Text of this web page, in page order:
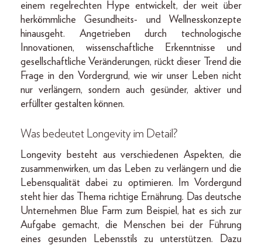
einem regelrechten Hype entwickelt, der weit über
herkömmliche Gesundheits- und Wellnesskonzepte
hinausgeht. Angetrieben durch technologische
Innovationen, wissenschaftliche Erkenntnisse und
gesellschaftliche Veränderungen, rückt dieser Trend die
Frage in den Vordergrund, wie wir unser Leben nicht
nur verlängern, sondern auch gesünder, aktiver und
erfüllter gestalten können.
Was bedeutet Longevity im Detail?
Longevity besteht aus verschiedenen Aspekten, die
zusammenwirken, um das Leben zu verlängern und die
Lebensqualität dabei zu optimieren. Im Vordergund
steht hier das Thema richtige Ernährung. Das deutsche
Unternehmen Blue Farm zum Beispiel, hat es sich zur
Aufgabe gemacht, die Menschen bei der Führung
eines gesunden Lebensstils zu unterstützen. Dazu